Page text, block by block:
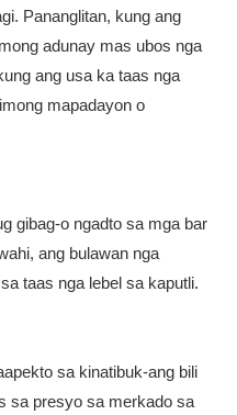
Pananglitan, kung ang
adunay mas ubos nga
ang usa ka taas nga
mapadayon o
gibag-o ngadto sa mga bar
ang bulawan nga
taas nga lebel sa kaputli.
sa kinatibuk-ang bili
sa presyo sa merkado sa